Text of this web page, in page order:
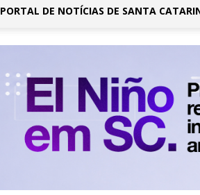
PORTAL DE NOTÍCIAS DE SANTA